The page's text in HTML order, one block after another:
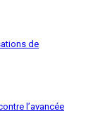
de
l’avancée